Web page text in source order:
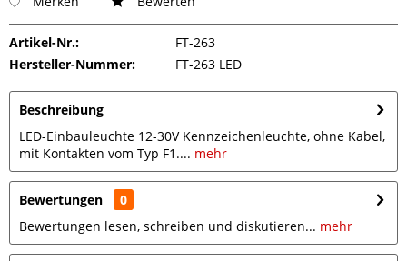
Artikel-Nr.:
FT-263
Hersteller-Nummer:
FT-263 LED
Beschreibung
LED-Einbauleuchte 12-30V Kennzeichenleuchte, ohne Kabel,
mit Kontakten vom Typ F1.... mehr
Bewertungen
0
Bewertungen lesen, schreiben und diskutieren... mehr